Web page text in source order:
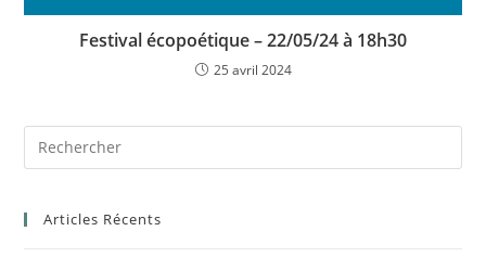
Festival écopoétique – 22/05/24 à 18h30
25 avril 2024
Articles Récents